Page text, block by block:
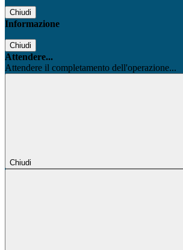
Chiudi
Informazione
Chiudi
Attendere...
Attendere il completamento dell'operazione...
Chiudi